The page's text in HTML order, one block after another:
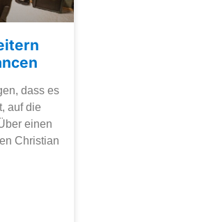
dass es
auf die
einen
Christian